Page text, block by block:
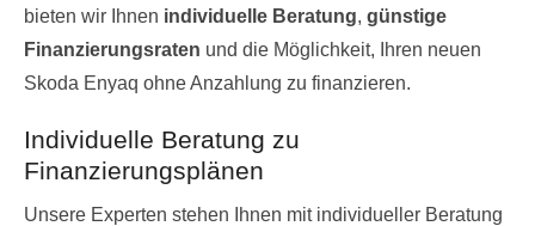
bieten wir Ihnen individuelle Beratung, günstige
Finanzierungsraten und die Möglichkeit, Ihren neuen
Skoda Enyaq ohne Anzahlung zu finanzieren.
Individuelle Beratung zu
Finanzierungsplänen
Unsere Experten stehen Ihnen mit individueller Beratung